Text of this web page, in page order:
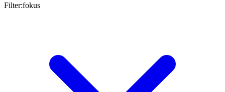
Filter:fokus